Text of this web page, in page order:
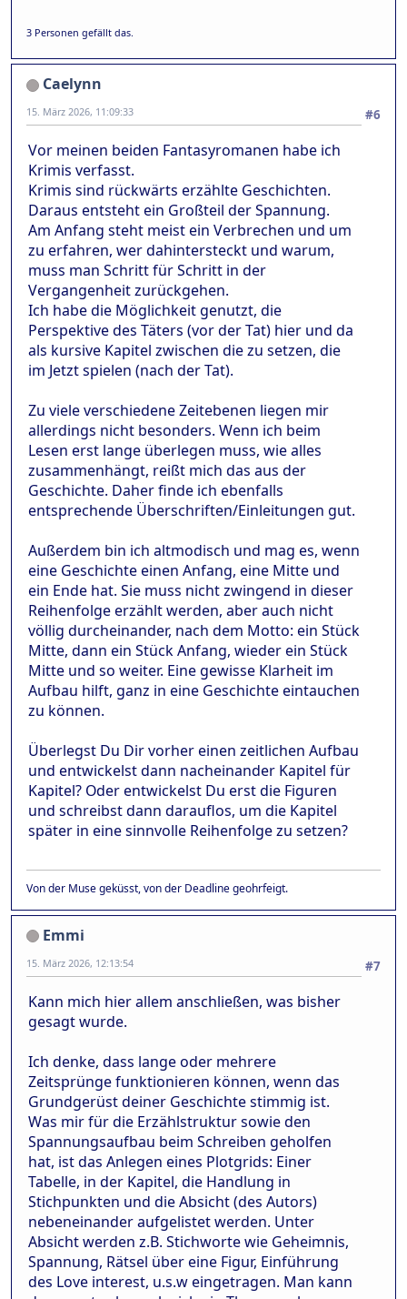
3 Personen gefällt das.
Caelynn
#6
15. März 2026, 11:09:33
Vor meinen beiden Fantasyromanen habe ich
Krimis verfasst.
Krimis sind rückwärts erzählte Geschichten.
Daraus entsteht ein Großteil der Spannung.
Am Anfang steht meist ein Verbrechen und um
zu erfahren, wer dahintersteckt und warum,
muss man Schritt für Schritt in der
Vergangenheit zurückgehen.
Ich habe die Möglichkeit genutzt, die
Perspektive des Täters (vor der Tat) hier und da
als kursive Kapitel zwischen die zu setzen, die
im Jetzt spielen (nach der Tat).
Zu viele verschiedene Zeitebenen liegen mir
allerdings nicht besonders. Wenn ich beim
Lesen erst lange überlegen muss, wie alles
zusammenhängt, reißt mich das aus der
Geschichte. Daher finde ich ebenfalls
entsprechende Überschriften/Einleitungen gut.
Außerdem bin ich altmodisch und mag es, wenn
eine Geschichte einen Anfang, eine Mitte und
ein Ende hat. Sie muss nicht zwingend in dieser
Reihenfolge erzählt werden, aber auch nicht
völlig durcheinander, nach dem Motto: ein Stück
Mitte, dann ein Stück Anfang, wieder ein Stück
Mitte und so weiter. Eine gewisse Klarheit im
Aufbau hilft, ganz in eine Geschichte eintauchen
zu können.
Überlegst Du Dir vorher einen zeitlichen Aufbau
und entwickelst dann nacheinander Kapitel für
Kapitel? Oder entwickelst Du erst die Figuren
und schreibst dann darauflos, um die Kapitel
später in eine sinnvolle Reihenfolge zu setzen?
Von der Muse geküsst, von der Deadline geohrfeigt.
Emmi
#7
15. März 2026, 12:13:54
Kann mich hier allem anschließen, was bisher
gesagt wurde.
Ich denke, dass lange oder mehrere
Zeitsprünge funktionieren können, wenn das
Grundgerüst deiner Geschichte stimmig ist.
Was mir für die Erzählstruktur sowie den
Spannungsaufbau beim Schreiben geholfen
hat, ist das Anlegen eines Plotgrids: Einer
Tabelle, in der Kapitel, die Handlung in
Stichpunkten und die Absicht (des Autors)
nebeneinander aufgelistet werden. Unter
Absicht werden z.B. Stichworte wie Geheimnis,
Spannung, Rätsel über eine Figur, Einführung
des Love interest, u.s.w eingetragen. Man kann